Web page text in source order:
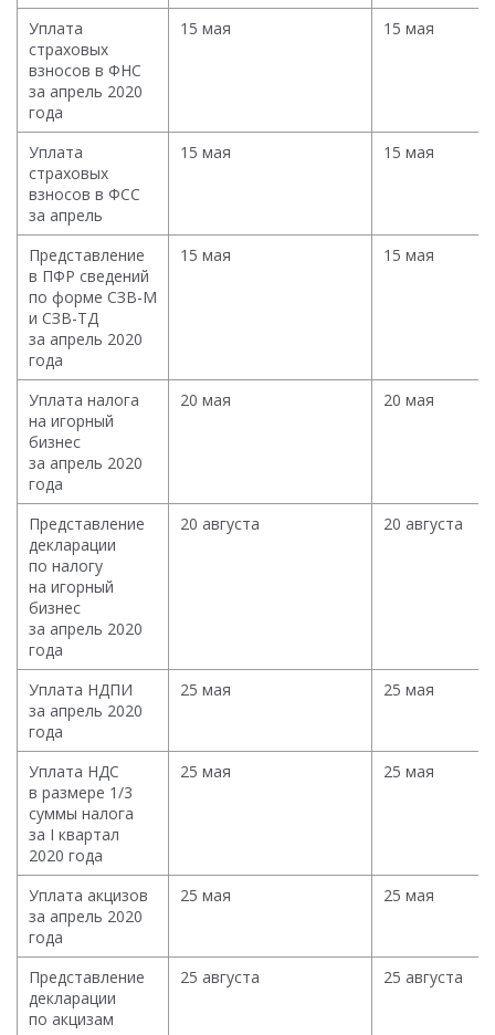
Уплата
страховых
взносов в ФНС
за апрель 2020
года
15 мая 15 мая
Уплата
страховых
взносов в ФСС
за апрель
15 мая 15 мая
Представление
в ПФР сведений
по форме СЗВ-М
и СЗВ-ТД
за апрель 2020
года
15 мая 15 мая
Уплата налога
на игорный
бизнес
за апрель 2020
года
20 мая 20 мая
Представление
декларации
по налогу
на игорный
бизнес
за апрель 2020
года
20 августа 20 августа
Уплата НДПИ
за апрель 2020
года
25 мая 25 мая
Уплата НДС
в размере 1/3
суммы налога
за I квартал
2020 года
25 мая 25 мая
Уплата акцизов
за апрель 2020
года
25 мая 25 мая
Представление
декларации
по акцизам
25 августа 25 августа